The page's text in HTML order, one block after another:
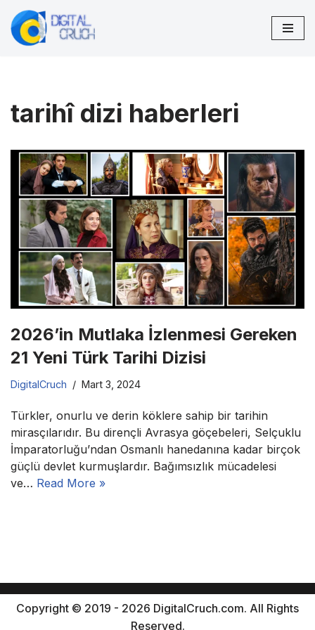
İçeriğe
tarihî dizi haberleri
2026’in Mutlaka İzlenmesi Gereken
21 Yeni Türk Tarihi Dizisi
DigitalCruch Mart 3, 2024
Türkler, onurlu ve derin köklere sahip bir tarihin
mirasçılarıdır. Bu dirençli Avrasya göçebeleri, Selçuklu
İmparatorluğu’ndan Osmanlı hanedanına kadar birçok
güçlü devlet kurmuşlardır. Bağımsızlık mücadelesi
ve… Read More »
Copyright © 2019 - 2026 DigitalCruch.com. All Rights
Reserved.